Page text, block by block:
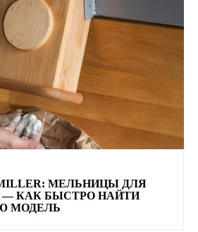
МЕЛЬНИЦЫ ДЛЯ
— КАК БЫСТРО НАЙТИ
МОДЕЛЬ